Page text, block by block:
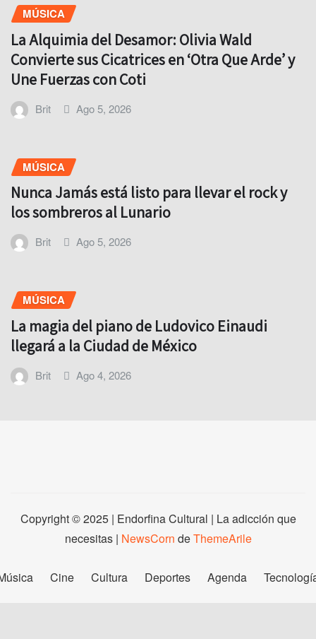
MÚSICA
La Alquimia del Desamor: Olivia Wald
Convierte sus Cicatrices en ‘Otra Que Arde’ y
Une Fuerzas con Coti
Brit Ago 5, 2026
MÚSICA
Nunca Jamás está listo para llevar el rock y
los sombreros al Lunario
Brit Ago 5, 2026
MÚSICA
La magia del piano de Ludovico Einaudi
llegará a la Ciudad de México
Brit Ago 4, 2026
Copyright © 2025 | Endorfina Cultural | La adicción que
necesitas | NewsCorn deThemeArile
Cine Cultura Deportes Agenda